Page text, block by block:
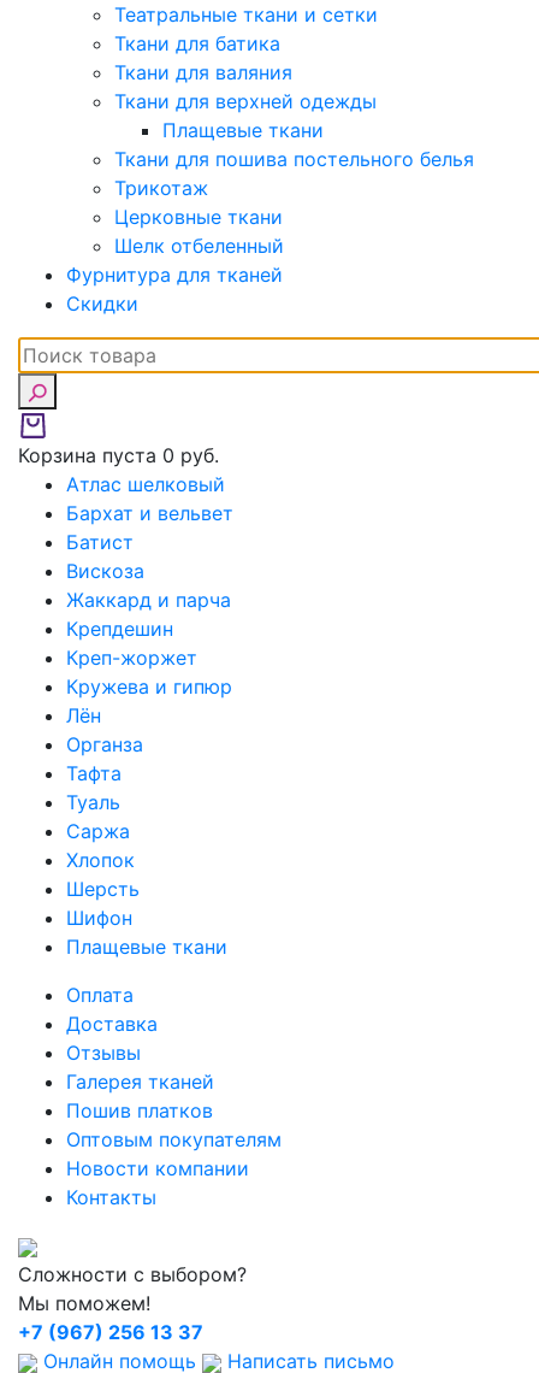
Театральные ткани и сетки
Ткани для батика
Ткани для валяния
Ткани для верхней одежды
Плащевые ткани
Ткани для пошива постельного белья
Трикотаж
Церковные ткани
Шелк отбеленный
Фурнитура для тканей
Скидки
Корзина пуста 0 руб.
Атлас шелковый
Бархат и вельвет
Батист
Вискоза
Жаккард и парча
Крепдешин
Креп-жоржет
Кружева и гипюр
Лён
Органза
Тафта
Туаль
Саржа
Хлопок
Шерсть
Шифон
Плащевые ткани
Оплата
Доставка
Отзывы
Галерея тканей
Пошив платков
Оптовым покупателям
Новости компании
Контакты
Сложности с выбором?
Мы поможем!
+7 (967) 256 13 37
Онлайн помощь
Написать письмо